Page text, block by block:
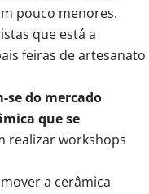
pouco menores.
que está a
feiras de artesanato
se do mercado
que se
realizar workshops
a cerâmica